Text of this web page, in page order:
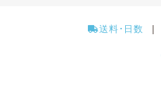
送料･日数